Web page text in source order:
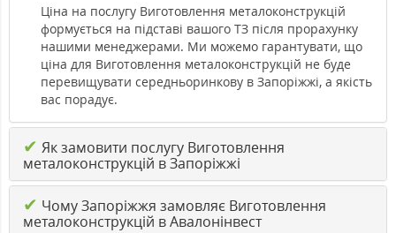
Ціна на послугу Виготовлення металоконструкцій
формується на підставі вашого ТЗ після прорахунку
нашими менеджерами. Ми можемо гарантувати, що
ціна для Виготовлення металоконструкцій не буде
перевищувати середньоринкову в Запоріжжі, а якість
вас порадує.
✔ Як замовити послугу Виготовлення
металоконструкцій в Запоріжжі
✔ Чому Запоріжжя замовляє Виготовлення
металоконструкцій в Авалонінвест